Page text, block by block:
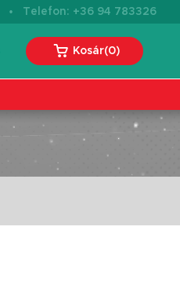
· Telefon: +36 94 783326
Kosár(0)